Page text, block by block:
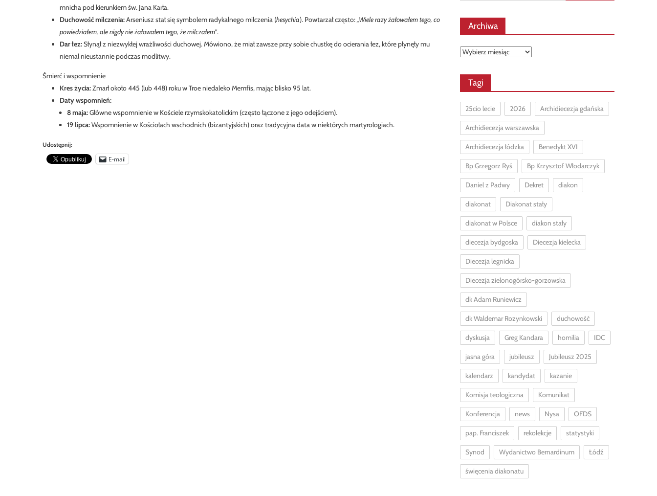
mnicha pod kierunkiem św. Jana Karła.
Duchowość milczenia:Arseniusz stał się symbolem radykalnego milczenia (hesychia). Powtarzał często:„Wiele razy żałowałem tego, co
powiedziałem, ale nigdy nie żałowałem tego, że milczałem”.
Dar łez:Słynął z niezwykłej wrażliwości duchowej. Mówiono, że miał zawsze przy sobie chustkę do ocierania łez, które płynęły mu
niemal nieustannie podczas modlitwy.
Śmierć i wspomnienie
Kres życia:Zmarł około 445 (lub 448) roku w Troe niedaleko Memfis, mając blisko 95 lat.
Daty wspomnień:
8 maja:Główne wspomnienie w Kościele rzymskokatolickim (często łączone z jego odejściem).
19 lipca:Wspomnienie w Kościołach wschodnich (bizantyjskich) oraz tradycyjna data w niektórych martyrologiach.
Udostępnij:
E-mail
Archiwa
Archiwa
Tagi
25cio lecie 2026 Archidiecezja gdańska
Archidiecezja warszawska
Archidiecezja łódzka Benedykt XVI
Bp Grzegorz Ryś Bp Krzysztof Włodarczyk
Daniel z Padwy Dekret diakon
diakonat Diakonat stały
diakonat w Polsce diakon stały
diecezja bydgoska Diecezja kielecka
Diecezja legnicka
Diecezja zielonogórsko-gorzowska
dk Adam Runiewicz
dk Waldemar Rozynkowski duchowość
dyskusja Greg Kandara homilia IDC
jasna góra jubileusz Jubileusz 2025
kalendarz kandydat kazanie
Komisja teologiczna Komunikat
Konferencja news Nysa OFDS
pap. Franciszek rekolekcje statystyki
Synod Wydanictwo Bernardinum Łódź
święcenia diakonatu